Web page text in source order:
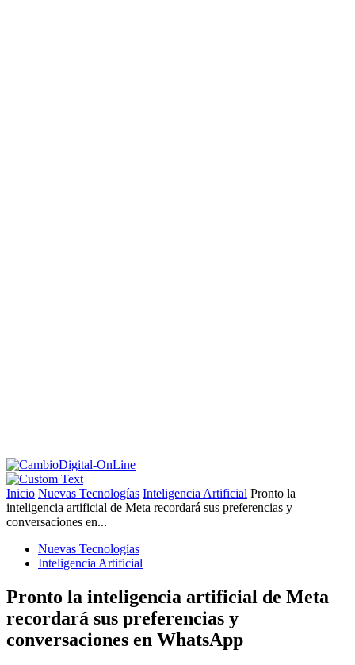
Inicio Nuevas Tecnologías Inteligencia Artificial Pronto la
inteligencia artificial de Meta recordará sus preferencias y
conversaciones en...
Nuevas Tecnologías
Inteligencia Artificial
Pronto la inteligencia artificial de Meta
recordará sus preferencias y
conversaciones en WhatsApp